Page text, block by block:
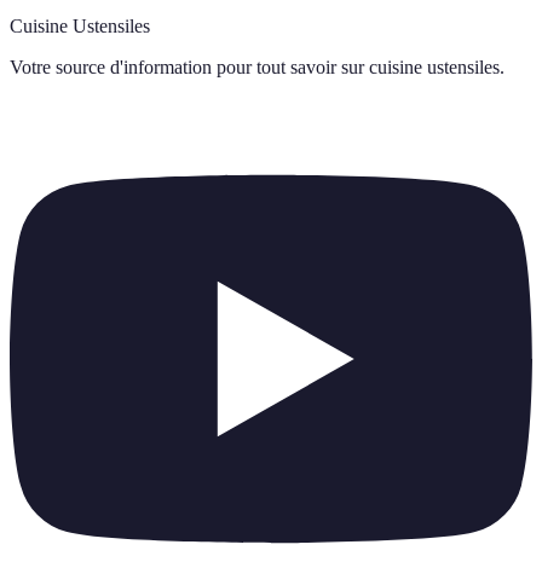
Cuisine Ustensiles
Votre source d'information pour tout savoir sur cuisine ustensiles.